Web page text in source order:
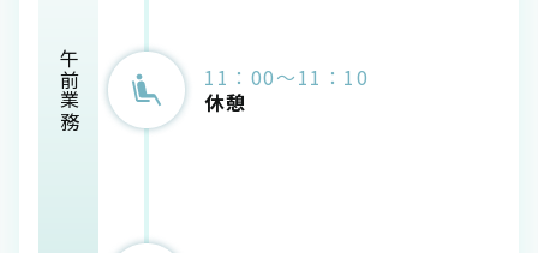
午前業務
11：00～11：10
休憩